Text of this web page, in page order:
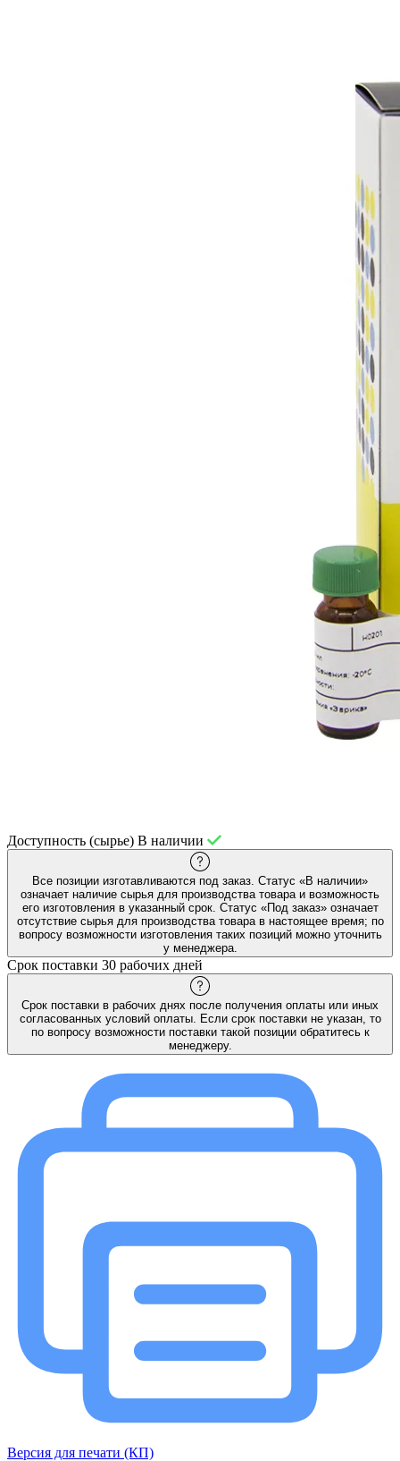
Доступность (сырье) В наличии
Все позиции изготавливаются под заказ. Статус «В наличии»
означает наличие сырья для производства товара и возможность
его изготовления в указанный срок. Статус «Под заказ» означает
отсутствие сырья для производства товара в настоящее время; по
вопросу возможности изготовления таких позиций можно уточнить
у менеджера.
Срок поставки 30 рабочих дней
Срок поставки в рабочих днях после получения оплаты или иных
согласованных условий оплаты. Если срок поставки не указан, то
по вопросу возможности поставки такой позиции обратитесь к
менеджеру.
Версия для печати (КП)